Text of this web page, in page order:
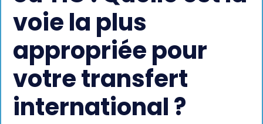
voie la plus
appropriée pour
votre transfert
international ?